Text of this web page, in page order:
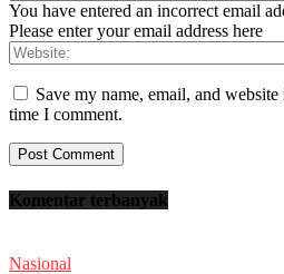
You have entered an incorrect email
Please enter your email address here
Save my name, email, and
time I comment.
Komentar terbanyak
Nasional